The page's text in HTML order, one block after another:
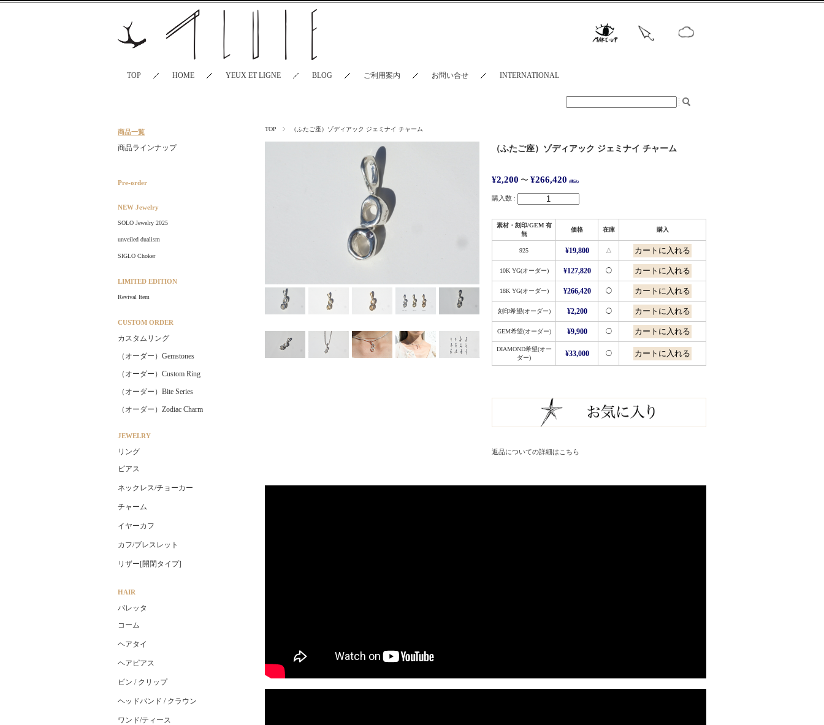
TOP HOME YEUX ET LIGNE BLOG ご利用案内 お問い合せ INTERNATIONAL
TOP （ふたご座）ゾディアック ジェミナイ チャーム
（ふたご座）ゾディアック ジェミナイ チャーム
¥2,200 〜 ¥266,420 (税込)
購入数 :
素材・刻印/GEM 有
無
価格 在庫 購入
925 ¥19,800 △
10K YG(オーダー) ¥127,820 ◯
18K YG(オーダー) ¥266,420 ◯
刻印希望(オーダー) ¥2,200 ◯
GEM希望(オーダー) ¥9,900 ◯
DIAMOND希望(オー
ダー)
¥33,000 ◯
返品についての詳細はこちら
商品一覧
商品ラインナップ
Pre-order
NEW Jewelry
SOLO Jewelry 2025
unveiled dualism
SIGLO Choker
LIMITED EDITION
Revival Item
CUSTOM ORDER
カスタムリング
（オーダー）Gemstones
（オーダー）Custom Ring
（オーダー）Bite Series
（オーダー）Zodiac Charm
JEWELRY
リング
ピアス
ネックレス/チョーカー
チャーム
イヤーカフ
カフ/ブレスレット
リザー[開閉タイプ]
HAIR
バレッタ
コーム
ヘアタイ
ヘアピアス
ピン / クリップ
ヘッドバンド / クラウン
ワンド/ティース